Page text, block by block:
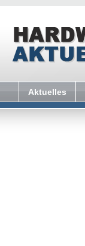
Aktuelles